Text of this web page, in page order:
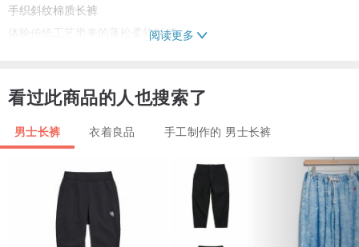
手织斜纹棉质长裤
体验传统工艺带来的蓬松柔软触感
采用天然染料染色，安心无虞
由 homstudio 设计师打造独一无二的设计，别具特色。
尺寸：均码
腰围：25-42 英寸
阅读更多
看过此商品的人也搜索了
男士长裤 衣着良品 手工制作的 男士长裤